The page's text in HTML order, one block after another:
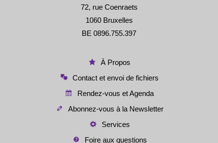
72, rue Coenraets
1060 Bruxelles
BE 0896.755.397
À Propos
Contact et envoi de fichiers
Rendez-vous et Agenda
Abonnez-vous à la Newsletter
Services
Foire aux questions